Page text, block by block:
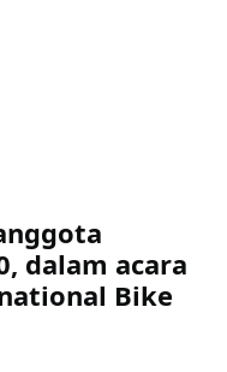
dalam acara
Bike